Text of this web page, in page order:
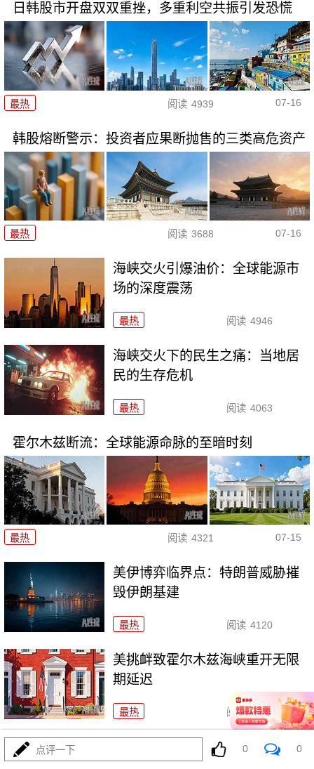
日韩股市开盘双双重挫，多重利空共振引发恐慌
最热 阅读 4939 07-16
韩股熔断警示：投资者应果断抛售的三类高危资产
最热 阅读 3688 07-16
海峡交火引爆油价：全球能源市
场的深度震荡
最热 阅读 4946
海峡交火下的民生之痛：当地居
民的生存危机
最热 阅读 4063
霍尔木兹断流：全球能源命脉的至暗时刻
最热 阅读 4321 07-15
美伊博弈临界点：特朗普威胁摧
毁伊朗基建
最热 阅读 4120
美挑衅致霍尔木兹海峡重开无限
期延迟
最热 阅读 3948
直面厄尔尼诺：跨周期冲击与系
点评一下 0 0